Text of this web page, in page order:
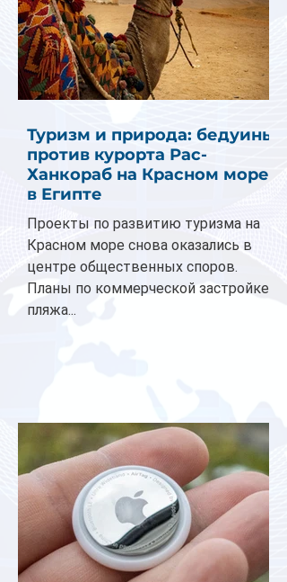
Туризм и природа: бедуины
против курорта Рас-
Ханкораб на Красном море
в Египте
Проекты по развитию туризма на
Красном море снова оказались в
центре общественных споров.
Планы по коммерческой застройке
пляжа...